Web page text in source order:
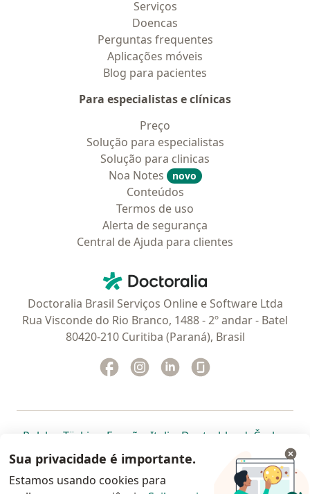
Serviços
Doencas
Perguntas frequentes
Aplicações móveis
Blog para pacientes
Para especialistas e clínicas
Preço
Solução para especialistas
Solução para clinicas
Noa Notes
novo
Conteúdos
Termos de uso
Alerta de segurança
Central de Ajuda para clientes
Doctoralia - Homepage
Doctoralia Brasil Serviços Online e Software Ltda
Rua Visconde do Rio Branco, 1488 - 2º andar - Batel
80420-210 Curitiba (Paraná), Brasil
Facebook
abre num novo separador
Instagram
abre num novo separador
Linkedin
abre num novo
Polska abre num novo separador
Türkiye abre num novo separador
España abre num novo separador
Italia abre num novo
Deutschlandabre num
Česko
Portugal abre num novo separador
, México abre num novo separador
, abre num novo separador
Brasil abre num novoabre num
abre
Colombia abre num novo
Sua privacidade é importante.
Estamos usando cookies para